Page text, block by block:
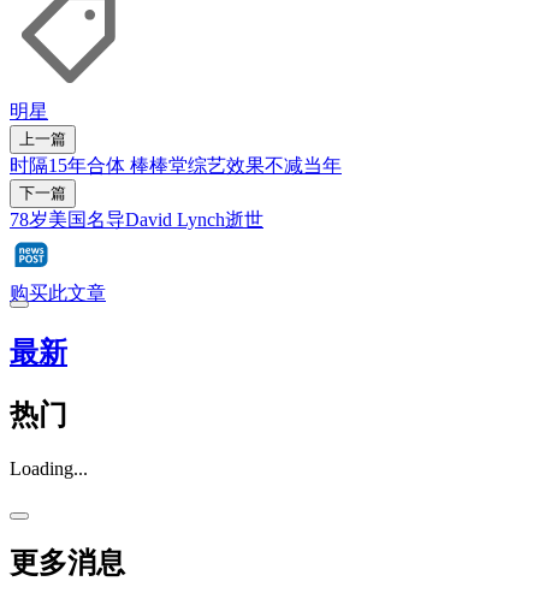
明星
上一篇
时隔15年合体 棒棒堂综艺效果不减当年
下一篇
78岁美国名导David Lynch逝世
购买此文章
最新
热门
Loading...
更多消息